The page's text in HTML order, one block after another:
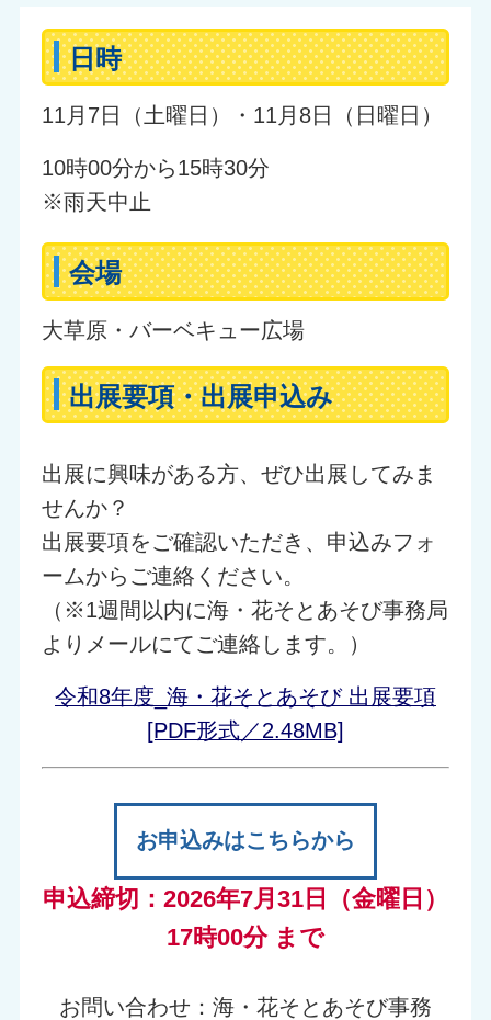
日時
11月7日（土曜日）・11月8日（日曜日）
10時00分から15時30分
※雨天中止
会場
大草原・バーベキュー広場
出展要項・出展申込み
出展に興味がある方、ぜひ出展してみま
せんか？
出展要項をご確認いただき、申込みフォ
ームからご連絡ください。
（※1週間以内に海・花そとあそび事務局
よりメールにてご連絡します。）
令和8年度_海・花そとあそび 出展要項
[PDF形式／2.48MB]
お申込みはこちらから
申込締切：2026年7月31日（金曜日）
17時00分 まで
お問い合わせ：海・花そとあそび事務